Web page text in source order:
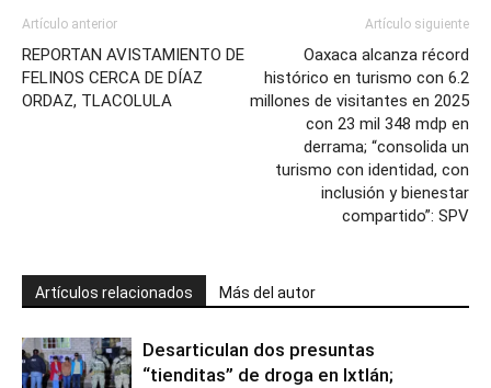
Artículo anterior
REPORTAN AVISTAMIENTO DE
FELINOS CERCA DE DÍAZ
ORDAZ, TLACOLULA
Artículo siguiente
Oaxaca alcanza récord
histórico en turismo con 6.2
millones de visitantes en 2025
con 23 mil 348 mdp en
derrama; “consolida un
turismo con identidad, con
inclusión y bienestar
compartido”: SPV
Artículos relacionados Más del autor
Desarticulan dos presuntas
“tienditas” de droga en Ixtlán;